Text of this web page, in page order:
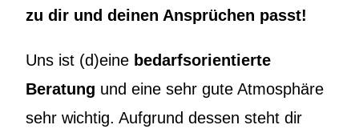
zu dir und deinen Ansprüchen passt!
Uns ist (d)eine bedarfsorientierte
Beratung und eine sehr gute Atmosphäre
sehr wichtig. Aufgrund dessen steht dir